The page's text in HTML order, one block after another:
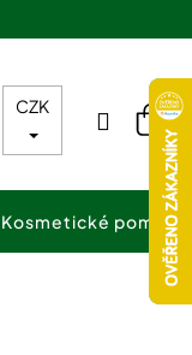
Kosmetické
CZK